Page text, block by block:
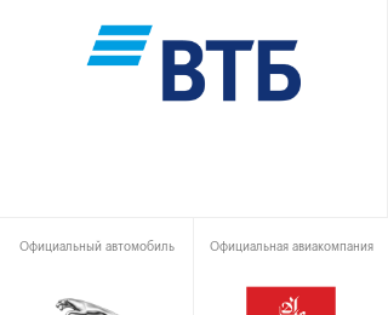
Официальный автомобиль Официальная авиакомпания